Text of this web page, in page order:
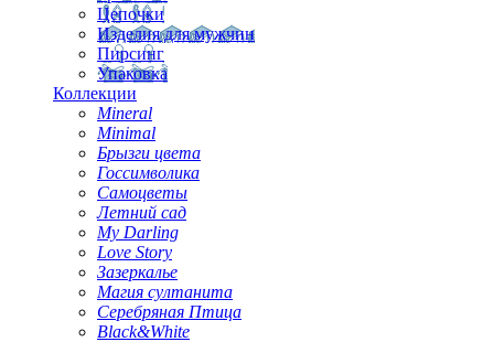
Цепочки
Изделия для мужчин
Пирсинг
Упаковка
Коллекции
Mineral
Minimal
Брызги цвета
Госсимволика
Самоцветы
Летний сад
My Darling
Love Story
Зазеркалье
Магия султанита
Серебряная Птица
Black&White